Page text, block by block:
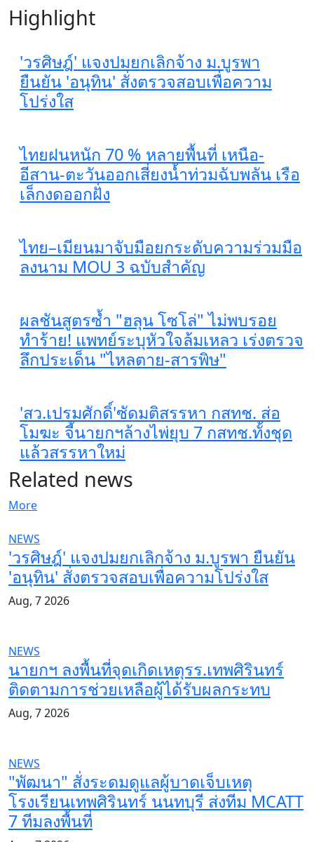
Highlight
'วรศิษฎ์' แจงปมยกเลิกจ้าง ม.บูรพา
ยืนยัน 'อนุทิน' สั่งตรวจสอบเพื่อความ
โปร่งใส
ไทยฝนหนัก 70 % หลายพื้นที่ เหนือ-
อีสาน-ตะวันออกเสี่ยงน้ำท่วมฉับพลัน เรือ
เล็กงดออกฝั่ง
ไทย–เมียนมาจับมือยกระดับความร่วมมือ
ลงนาม MOU 3 ฉบับสำคัญ
ผลชันสูตรซ้ำ "ฮลุน โซโล่" ไม่พบรอย
ทำร้าย! แพทย์ระบุหัวใจล้มเหลว เร่งตรวจ
ลึกประเด็น "ไหลตาย-สารพิษ"
'สว.เปรมศักดิ์'ซัดมติสรรหา กสทช. ส่อ
โมฆะ จี้นายกฯล้างไพ่ยุบ 7 กสทช.ทั้งชุด
แล้วสรรหาใหม่
Related news
More
NEWS
'วรศิษฎ์' แจงปมยกเลิกจ้าง ม.บูรพา ยืนยัน
'อนุทิน' สั่งตรวจสอบเพื่อความโปร่งใส
Aug, 7 2026
NEWS
นายกฯ ลงพื้นที่จุดเกิดเหตุรร.เทพศิรินทร์
ติดตามการช่วยเหลือผู้ได้รับผลกระทบ
Aug, 7 2026
NEWS
"พัฒนา" สั่งระดมดูแลผู้บาดเจ็บเหตุ
โรงเรียนเทพศิรินทร์ นนทบุรี ส่งทีม MCATT
7 ทีมลงพื้นที่